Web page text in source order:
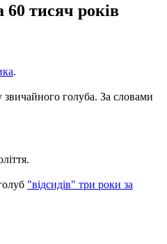
60 тисяч років
.
звичайного голуба. За словами
"відсидів" три роки за